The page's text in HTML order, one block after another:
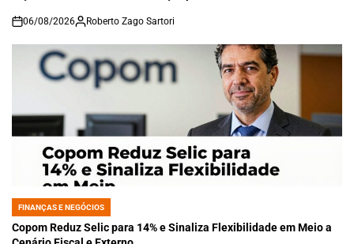
on
06/08/2026 Roberto Zago Sartori
POSTED
IN
FINANÇAS E NEGÓCIOS
Copom Reduz Selic para 14% e Sinaliza Flexibilidade em Meio a